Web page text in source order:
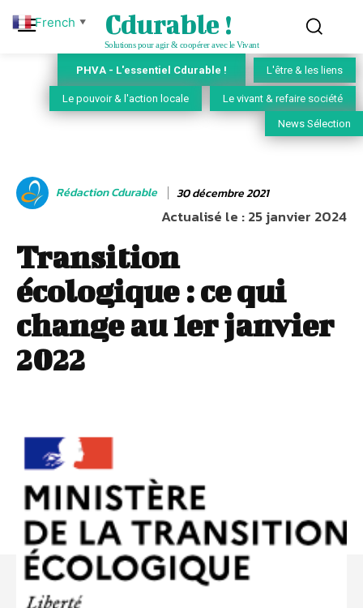
Cdurable !
Solutions pour agir & coopérer avec le Vivant
PHVA - L'essentiel Cdurable ! L'être & les liens
Le pouvoir & l'action locale Le vivant & refaire société
News Sélection
Rédaction Cdurable 30 décembre 2021
Actualisé le :25 janvier 2024
Transition
écologique : ce qui
change au 1er janvier
2022
French ▼